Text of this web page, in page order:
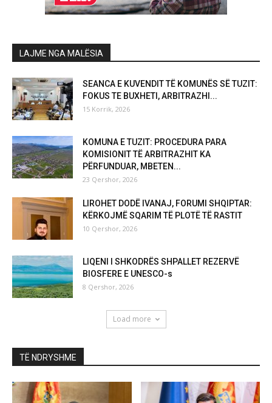
LAJME NGA MALËSIA
SEANCA E KUVENDIT TË KOMUNËS SË TUZIT:
FOKUS TE BUXHETI, ARBITRAZHI...
15 Korrik, 2026
KOMUNA E TUZIT: PROCEDURA PARA
KOMISIONIT TË ARBITRAZHIT KA
PËRFUNDUAR, MBETEN...
23 Qershor, 2026
LIROHET DODË IVANAJ, FORUMI SHQIPTAR:
KËRKOJMË SQARIM TË PLOTË TË RASTIT
10 Qershor, 2026
LIQENI I SHKODRËS SHPALLET REZERVË
BIOSFERE E UNESCO-s
8 Qershor, 2026
Load more
TË NDRYSHME